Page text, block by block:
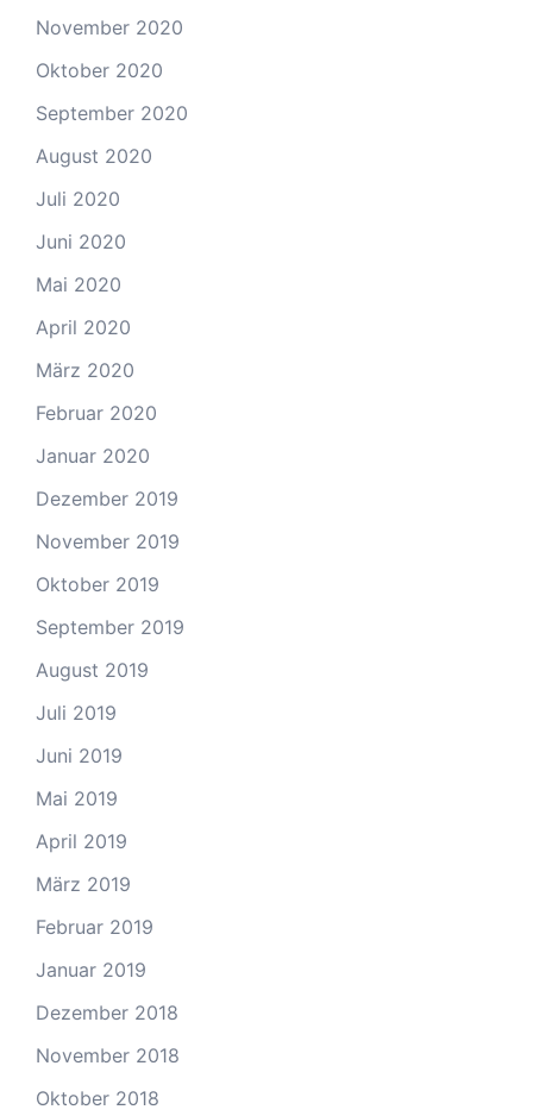
November 2020
Oktober 2020
September 2020
August 2020
Juli 2020
Juni 2020
Mai 2020
April 2020
März 2020
Februar 2020
Januar 2020
Dezember 2019
November 2019
Oktober 2019
September 2019
August 2019
Juli 2019
Juni 2019
Mai 2019
April 2019
März 2019
Februar 2019
Januar 2019
Dezember 2018
November 2018
Oktober 2018